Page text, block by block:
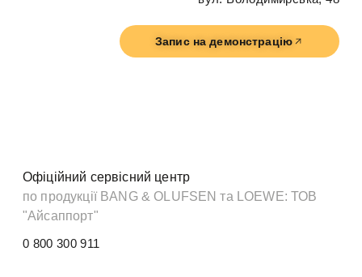
Запис на демонстрацію
Офіційний сервісний центр
по продукції BANG & OLUFSEN та LOEWE: ТОВ
"Айсаппорт"
0 800 300 911